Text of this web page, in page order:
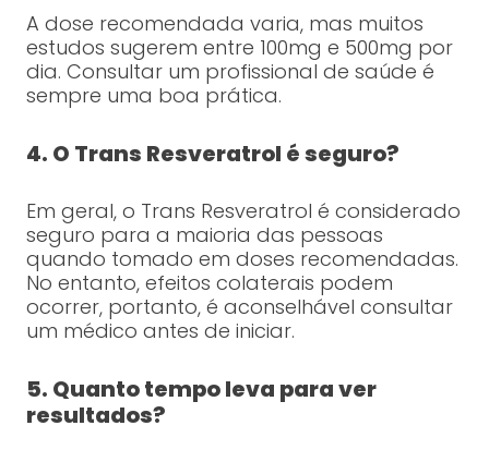
A dose recomendada varia, mas muitos
estudos sugerem entre 100mg e 500mg por
dia. Consultar um profissional de saúde é
sempre uma boa prática.
4. O Trans Resveratrol é seguro?
Em geral, o Trans Resveratrol é considerado
seguro para a maioria das pessoas
quando tomado em doses recomendadas.
No entanto, efeitos colaterais podem
ocorrer, portanto, é aconselhável consultar
um médico antes de iniciar.
5. Quanto tempo leva para ver
resultados?